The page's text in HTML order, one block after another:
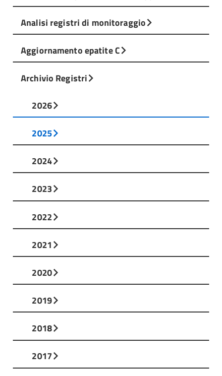
Analisi registri di monitoraggio
Aggiornamento epatite C
Archivio Registri
2026
2025
2024
2023
2022
2021
2020
2019
2018
2017